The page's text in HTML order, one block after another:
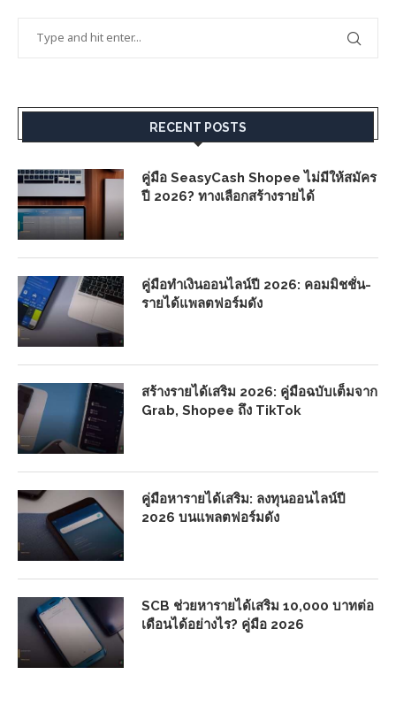
RECENT POSTS
คู่มือ SeasyCash Shopee ไม่มีให้สมัคร
ปี 2026? ทางเลือกสร้างรายได้
คู่มือทำเงินออนไลน์ปี 2026: คอมมิชชั่น-
รายได้แพลตฟอร์มดัง
สร้างรายได้เสริม 2026: คู่มือฉบับเต็มจาก
Grab, Shopee ถึง TikTok
คู่มือหารายได้เสริม: ลงทุนออนไลน์ปี
2026 บนแพลตฟอร์มดัง
SCB ช่วยหารายได้เสริม 10,000 บาทต่อ
เดือนได้อย่างไร? คู่มือ 2026